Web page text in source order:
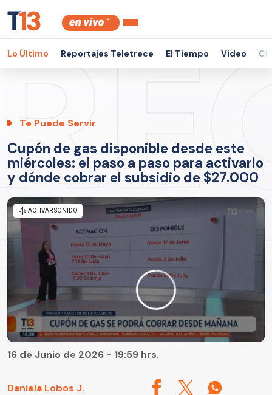
Lo Último Reportajes Teletrece El Tiempo Video
Te Puede Servir
Cupón de gas disponible desde este
miércoles: el paso a paso para activarlo
y dónde cobrar el subsidio de $27.000
Daniela Lobos J.
16 de Junio de 2026 - 19:59 hrs.